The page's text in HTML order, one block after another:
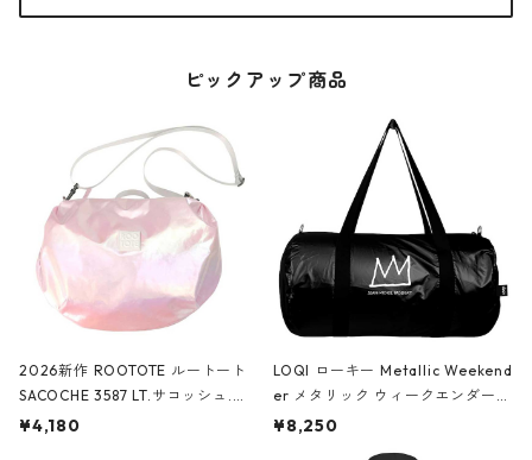
ピックアップ商品
2026新作 ROOTOTE ルートート
SACOCHE 3587 LT.サコッシュ.ル
ミエ-B ショルダーバッグ グロスピ
¥4,180
LOQI ローキー Metallic Weekend
er メタリック ウィークエンダー
ボストンバッグ ショルダーバッグ
¥8,250